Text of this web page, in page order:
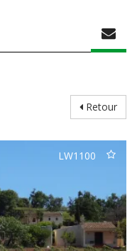
Retour
LW1100